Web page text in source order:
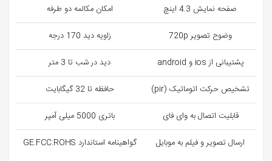
صفحه نمایش 4.3 اینچ
امکان مکالمه دو طرفه
وضوح تصویر 720p
زاویه دید 170 درجه
پشتیبانی از ios و android
دید در شب تا 3 متر
تشخیص حرکت اتوماتیک (pir)
حافظه تا 32 گیگابایت
قابلیت اتصال به وای فای
باتری 5000 میلی آمپر
ارسال تصویر و فیلم به موبایل
گواهینامه استاندارد GE.FCC.ROHS